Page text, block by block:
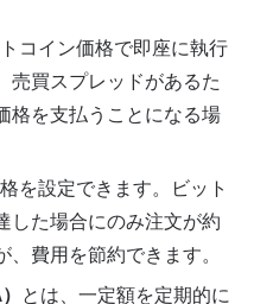
コイン価格で即座に執行
売買スプレッドがあるた
格を支払うことになる場
を設定できます。ビット
した場合にのみ注文が約
費用を節約できます。
とは、一定額を定期的に